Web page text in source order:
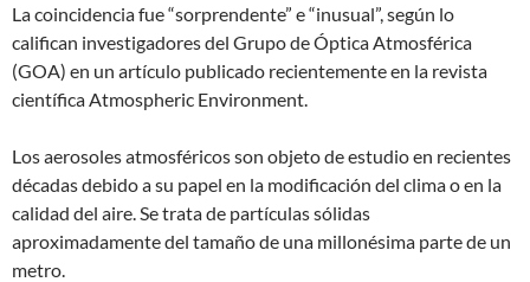
La coincidencia fue “sorprendente” e “inusual”, según lo
califican investigadores del Grupo de Óptica Atmosférica
(GOA) en un artículo publicado recientemente en la revista
científica Atmospheric Environment.
Los aerosoles atmosféricos son objeto de estudio en recientes
décadas debido a su papel en la modificación del clima o en la
calidad del aire. Se trata de partículas sólidas
aproximadamente del tamaño de una millonésima parte de un
metro.